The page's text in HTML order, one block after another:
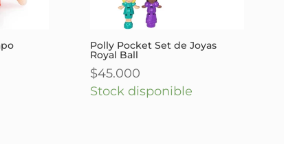
Polly Pocket Set de Joyas
Royal Ball
$45.000
Stock disponible